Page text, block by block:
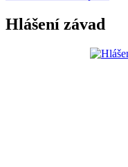
Hlášení závad